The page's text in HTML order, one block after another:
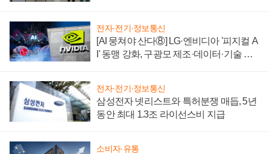
전자·전기·정보통신
[AI 뭉쳐야 산다⑧] LG·엔비디아 '피지컬 A
I' 동맹 강화, 구광모 제조·데이터·기술 결
전자·전기·정보통신
삼성전자 넷리스트와 특허분쟁 매듭, 5년
동안 최대 1.3조 라이선스비 지급
소비자·유통